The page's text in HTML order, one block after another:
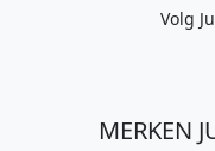
Volg
MERKEN